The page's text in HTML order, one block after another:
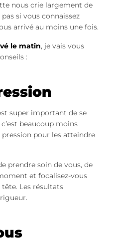
nous crie largement de
si vous connaissez
arrivé au moins une fois.
le matin, je vais vous
:
super important de se
beaucoup moins
pour les atteindre
prendre soin de vous, de
et focalisez-vous
Les résultats